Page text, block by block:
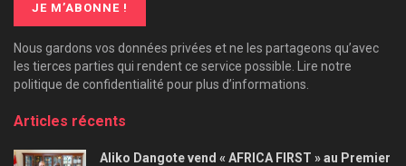
Nous gardons vos données privées et ne les partageons qu’avec
les tierces parties qui rendent ce service possible. Lire notre
politique de confidentialité pour plus d’informations.
Articles récents
Aliko Dangote vend « AFRICA FIRST » au Premier